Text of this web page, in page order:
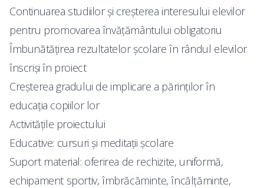
Continuarea studiilor şi creşterea interesului elevilor
pentru promovarea învăţământului obligatoriu
Îmbunătăţirea rezultatelor şcolare în rândul elevilor
înscrişi în proiect
Creşterea gradului de implicare a părinţilor în
educaţia copiilor lor
Activităţile proiectului
Educative: cursuri şi meditaţii şcolare
Suport material: oferirea de rechizite, uniformă,
echipament sportiv, îmbrăcăminte, încălţăminte,